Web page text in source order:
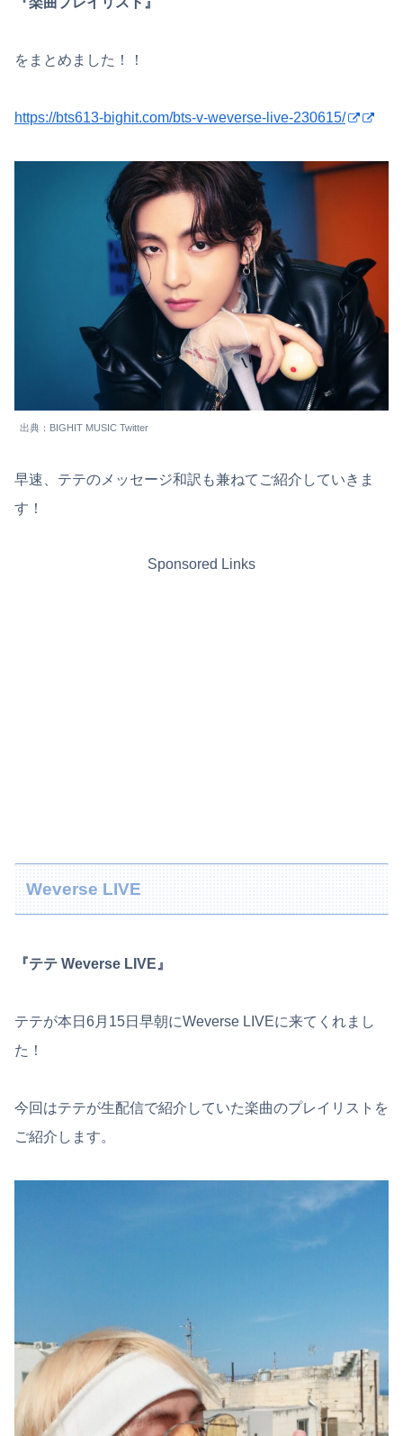
をまとめました！！
https://bts613-bighit.com/bts-v-weverse-live-230615/
出典：BIGHIT MUSIC Twitter
早速、テテのメッセージ和訳も兼ねてご紹介していきま
す！
Sponsored Links
Weverse LIVE
『テテ Weverse LIVE』
テテが本日6月15日早朝にWeverse LIVEに来てくれまし
た！
今回はテテが生配信で紹介していた楽曲のプレイリストを
ご紹介します。